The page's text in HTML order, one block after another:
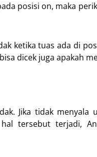
posisi on, maka
ketika tuas ada di
dicek juga apakah
Jika tidak menyala
tersebut terjadi,